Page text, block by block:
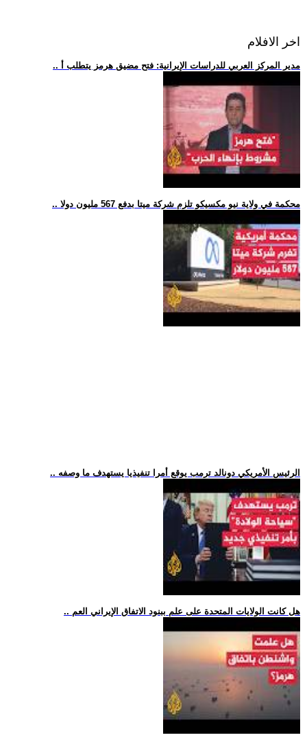
اخر الافلام
.. مدير المركز العربي للدراسات الإيرانية: فتح مضيق هرمز يتطلب أ
.. محكمة في ولاية نيو مكسيكو تلزم شركة ميتا بدفع 567 مليون دولا
.. الرئيس الأمريكي دونالد ترمب يوقع أمرا تنفيذيا يستهدف ما وصفه
.. هل كانت الولايات المتحدة على علم ببنود الاتفاق الإيراني العم